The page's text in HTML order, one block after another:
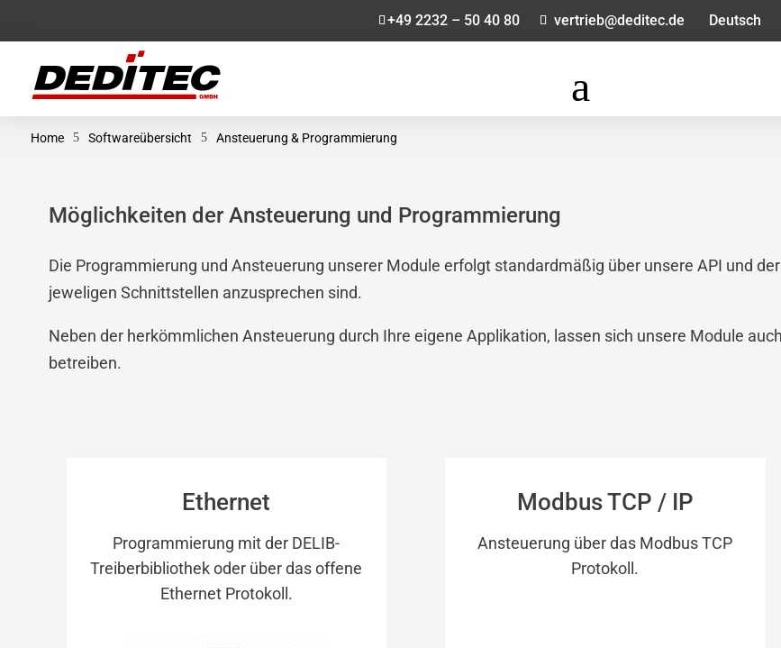
+49 2232 – 50 40 80 vertrieb@deditec.de Deutsch
a
Home 5 Softwareübersicht 5 Ansteuerung & Programmierung
Möglichkeiten der Ansteuerung und Programmierung
Die Programmierung und Ansteuerung unserer Module erfolgt standardmäßig über unsere API und
jeweligen Schnittstellen anzusprechen sind.
Neben der herkömmlichen Ansteuerung durch Ihre eigene Applikation, lassen sich unsere Module
betreiben.
Ethernet
Programmierung mit der DELIB-
Treiberbibliothek oder über das offene
Ethernet Protokoll.
Modbus TCP / IP
Ansteuerung über das Modbus TCP
Protokoll.